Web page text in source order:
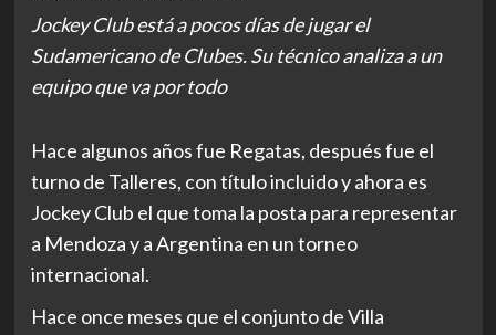
Jockey Club está a pocos días de jugar el
Sudamericano de Clubes. Su técnico analiza a un
equipo que va por todo
Hace algunos años fue Regatas, después fue el
turno de Talleres, con título incluido y ahora es
Jockey Club el que toma la posta para representar
a Mendoza y a Argentina en un torneo
internacional.
Hace once meses que el conjunto de Villa